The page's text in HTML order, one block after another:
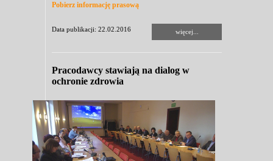
Pobierz informację prasową
Data publikacji: 22.02.2016 więcej...
Pracodawcy stawiają na dialog w
ochronie zdrowia